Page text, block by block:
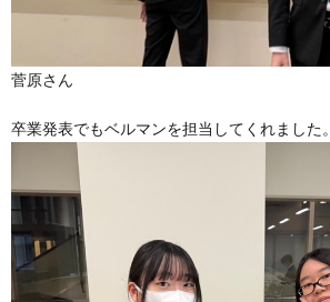
菅原さん
卒業発表でもベルマンを担当してくれました。